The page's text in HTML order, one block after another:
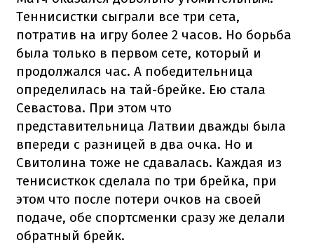
Теннисистки сыграли все три сета,
потратив на игру более 2 часов. Но борьба
была только в первом сете, который и
продолжался час. А победительница
определилась на тай-брейке. Ею стала
Севастова. При этом что
представительница Латвии дважды была
впереди с разницей в два очка. Но и
Свитолина тоже не сдавалась. Каждая из
тенисисткок сделала по три брейка, при
этом что после потери очков на своей
подаче, обе спортсменки сразу же делали
обратный брейк.